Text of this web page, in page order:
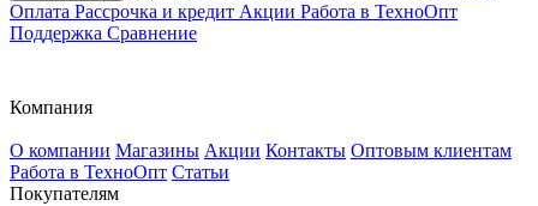
Оплата Рассрочка и кредит Акции Работа в ТехноОпт
Поддержка Сравнение
Компания
О компании Магазины Акции Контакты Оптовым клиентам
Работа в ТехноОпт Статьи
Покупателям